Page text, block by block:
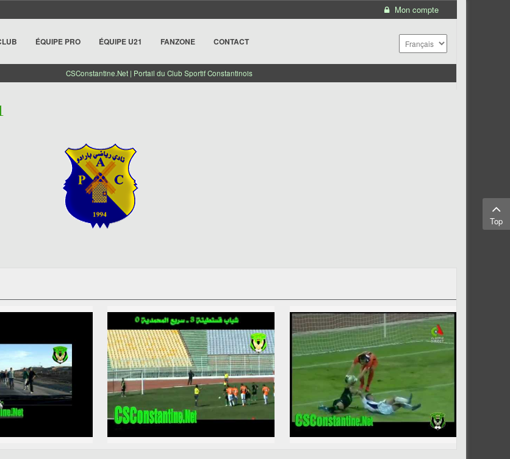
Mon compte
ÉQUIPE PRO ÉQUIPE U21 FANZONE CONTACT
CSConstantine.Net | Portail du Club Sportif Constantinois
Top